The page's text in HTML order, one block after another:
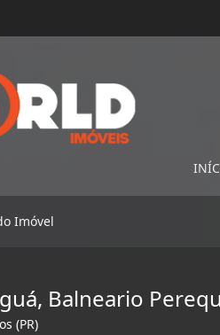
Imóvel
Balneario
(PR)